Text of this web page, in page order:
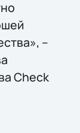
–
Check